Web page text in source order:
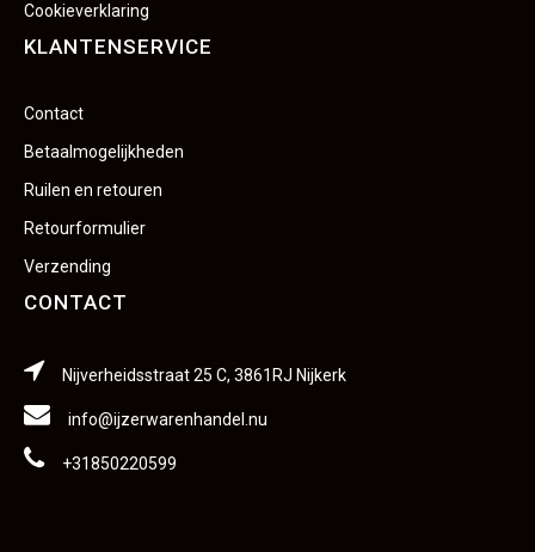
Cookieverklaring
KLANTENSERVICE
Contact
Betaalmogelijkheden
Ruilen en retouren
Retourformulier
Verzending
CONTACT
Nijverheidsstraat 25 C, 3861RJ Nijkerk
info@ijzerwarenhandel.nu
+31850220599